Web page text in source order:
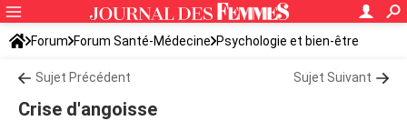
Forum Forum Santé-Médecine Psychologie et bien-être
Sujet Précédent Sujet Suivant
Crise d'angoisse